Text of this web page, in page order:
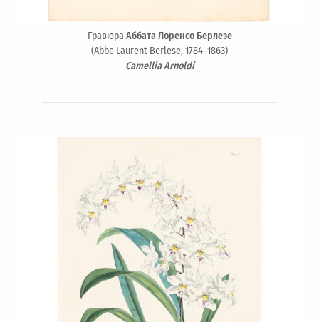
ГравюраАббата Лоренсо Берлезе
(Abbe Laurent Berlese, 1784–1863)
Camellia Arnoldi